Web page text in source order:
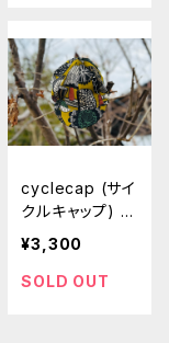
cyclecap (サイ
クルキャップ) 〜
キノコのこの
こ〜
¥3,300
SOLD OUT